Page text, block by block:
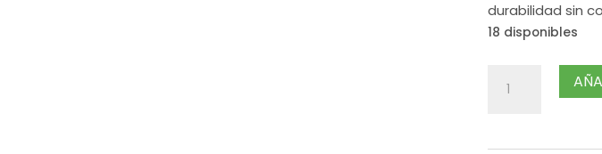
durabilidad sin
18 disponibles
MP24